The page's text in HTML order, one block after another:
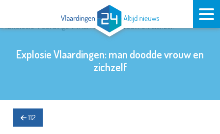
Explosie Vlaardingen: man doodde vrouw en
zichzelf
112